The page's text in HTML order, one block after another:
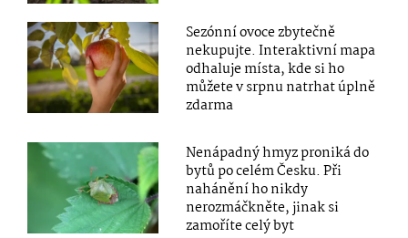
Sezónní ovoce zbytečně
nekupujte. Interaktivní mapa
odhaluje místa, kde si ho
můžete v srpnu natrhat úplně
zdarma
Nenápadný hmyz proniká do
bytů po celém Česku. Při
nahánění ho nikdy
nerozmáčkněte, jinak si
zamoříte celý byt